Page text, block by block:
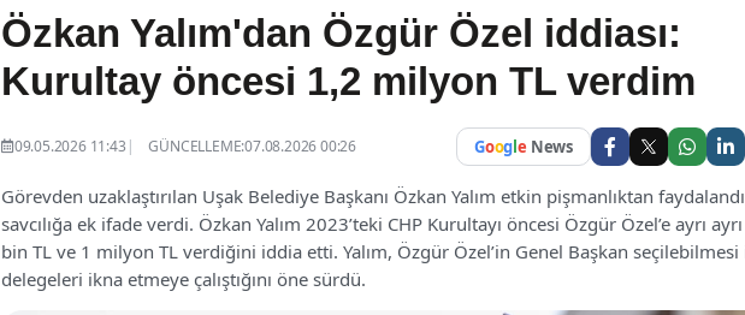
Özkan Yalım'dan Özgür Özel iddiası:
Kurultay öncesi 1,2 milyon TL verdim
09.05.2026 11:43 GÜNCELLEME:07.08.2026 00:26 Google News
Görevden uzaklaştırılan Uşak Belediye Başkanı Özkan Yalım etkin pişmanlıktan
savcılığa ek ifade verdi. Özkan Yalım 2023’teki CHP Kurultayı öncesi Özgür Özel’e ayrı
bin TL ve 1 milyon TL verdiğini iddia etti. Yalım, Özgür Özel’in Genel Başkan seçilebilmesi
delegeleri ikna etmeye çalıştığını öne sürdü.